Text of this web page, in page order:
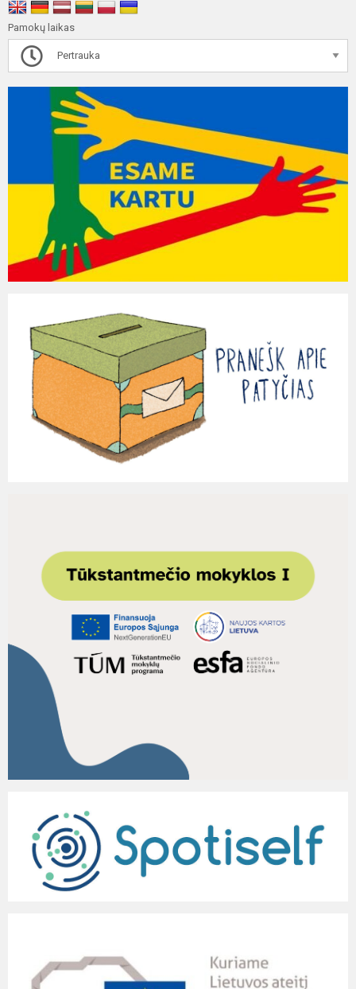
Pamokų laikas
Pertrauka